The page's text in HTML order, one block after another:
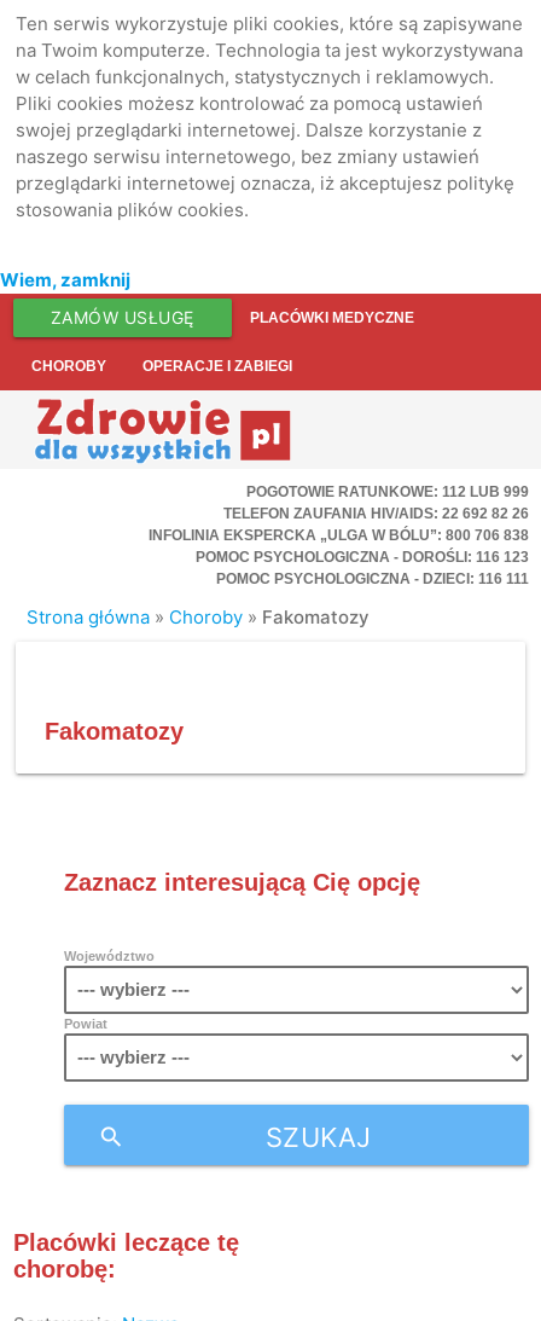
Ten serwis wykorzystuje pliki cookies, które są zapisywane
na Twoim komputerze. Technologia ta jest wykorzystywana
w celach funkcjonalnych, statystycznych i reklamowych.
Pliki cookies możesz kontrolować za pomocą ustawień
swojej przeglądarki internetowej. Dalsze korzystanie z
naszego serwisu internetowego, bez zmiany ustawień
przeglądarki internetowej oznacza, iż akceptujesz politykę
stosowania plików cookies.
Wiem, zamknij
ZAMÓW USŁUGĘ PLACÓWKI MEDYCZNE
CHOROBY OPERACJE I ZABIEGI
POGOTOWIE RATUNKOWE: 112 LUB 999
TELEFON ZAUFANIA HIV/AIDS: 22 692 82 26
INFOLINIA EKSPERCKA „ULGA W BÓLU”: 800 706 838
POMOC PSYCHOLOGICZNA - DOROŚLI: 116 123
POMOC PSYCHOLOGICZNA - DZIECI: 116 111
Strona główna » Choroby » Fakomatozy
Fakomatozy
Zaznacz interesującą Cię opcję
Województwo
Powiat
SZUKAJ
search
Placówki leczące tę
chorobę: